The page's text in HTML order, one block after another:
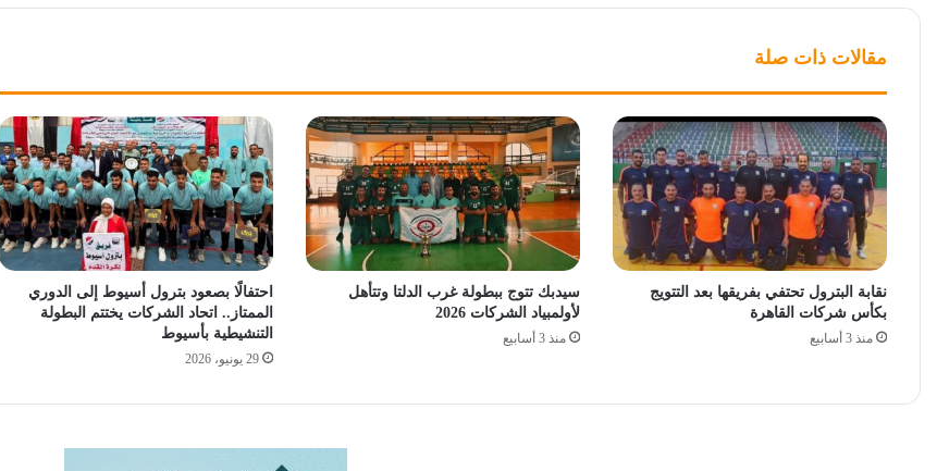
مقالات ذات صلة
نقابة البترول تحتفي بفريقها بعد التتويج
بكأس شركات القاهرة
منذ 3 أسابيع
سيدبك تتوج ببطولة غرب الدلتا وتتأهل
لأولمبياد الشركات 2026
منذ 3 أسابيع
احتفالًا بصعود بترول أسيوط إلى الدوري
الممتاز.. اتحاد الشركات يختتم البطولة
التنشيطية بأسيوط
29 يونيو، 2026